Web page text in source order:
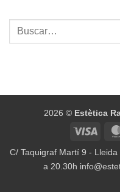
2026 © Estètica
Visa
C/ Taquigraf Martí 9 - Lleida
a 20.30h